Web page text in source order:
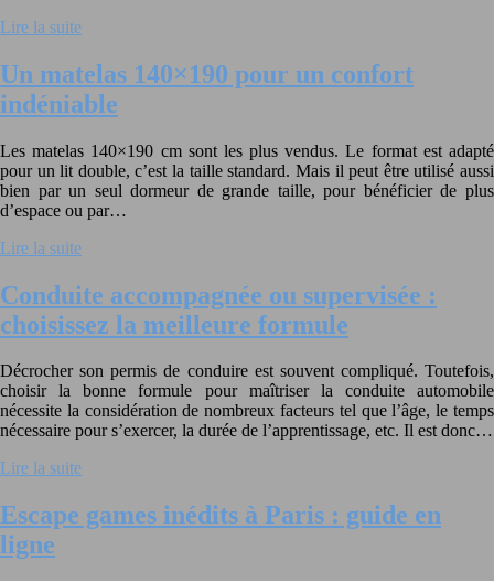
Lire la suite
Un matelas 140×190 pour un confort
indéniable
Les matelas 140×190 cm sont les plus vendus. Le format est adapté
pour un lit double, c’est la taille standard. Mais il peut être utilisé aussi
bien par un seul dormeur de grande taille, pour bénéficier de plus
d’espace ou par…
Lire la suite
Conduite accompagnée ou supervisée :
choisissez la meilleure formule
Décrocher son permis de conduire est souvent compliqué. Toutefois,
choisir la bonne formule pour maîtriser la conduite automobile
nécessite la considération de nombreux facteurs tel que l’âge, le temps
nécessaire pour s’exercer, la durée de l’apprentissage, etc. Il est donc…
Lire la suite
Escape games inédits à Paris : guide en
ligne